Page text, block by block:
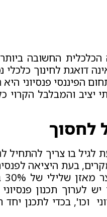
הכלכלית החשובה
דואגת לחינוך כלכלי
פנסיוני היא
והמבלבל הקרוי
לחסוך
בו צריך להתחיל
לערוך תכנון
וכו', בכדי לתכנן